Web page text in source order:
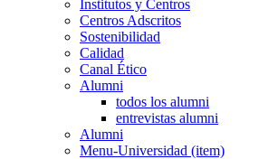
Institutos y Centros
Centros Adscritos
Sostenibilidad
Calidad
Canal Ético
Alumni
todos los alumni
entrevistas alumni
Alumni
Menu-Universidad (item)